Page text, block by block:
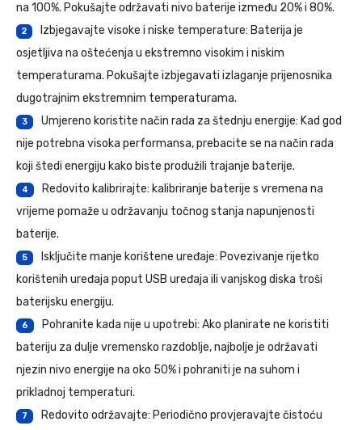
na 100%. Pokušajte održavati nivo baterije između 20% i 80%.
2
Izbjegavajte visoke i niske temperature: Baterija je
osjetljiva na oštećenja u ekstremno visokim i niskim
temperaturama. Pokušajte izbjegavati izlaganje prijenosnika
dugotrajnim ekstremnim temperaturama.
3
Umjereno koristite način rada za štednju energije: Kad god
nije potrebna visoka performansa, prebacite se na način rada
koji štedi energiju kako biste produžili trajanje baterije.
4
Redovito kalibrirajte: kalibriranje baterije s vremena na
vrijeme pomaže u održavanju točnog stanja napunjenosti
baterije.
5
Isključite manje korištene uređaje: Povezivanje rijetko
korištenih uređaja poput USB uređaja ili vanjskog diska troši
baterijsku energiju.
6
Pohranite kada nije u upotrebi: Ako planirate ne koristiti
bateriju za dulje vremensko razdoblje, najbolje je održavati
njezin nivo energije na oko 50% i pohraniti je na suhom i
prikladnoj temperaturi.
7
Redovito održavajte: Periodično provjeravajte čistoću